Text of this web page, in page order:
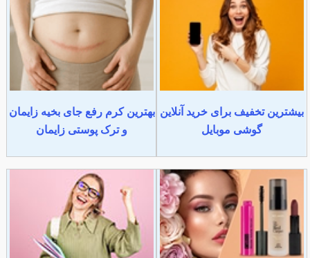
بیشترین تخفیف برای خرید آنلاین
گوشی موبایل
بهترین کرم رفع جای بخیه زایمان
و ترک پوستی زایمان